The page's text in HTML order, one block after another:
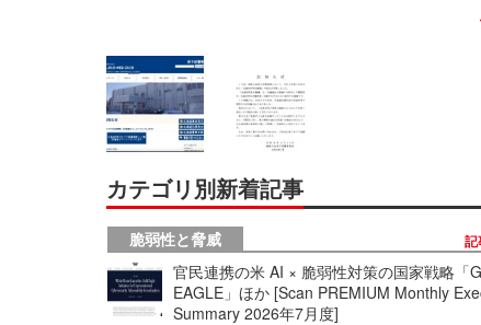
カテゴリ別新着記事
脆弱性と脅威
官民連携の米 AI × 脆弱性対策の国家戦略「
EAGLE」ほか [Scan PREMIUM Monthly
Summary 2026年7月度]